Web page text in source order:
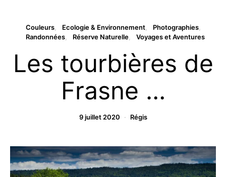
Couleurs Ecologie & Environnement
Photographies
Randonnées
Réserve Naturelle Voyages et Aventures
Les tourbières de
Frasne …
9 juillet 2020 Régis